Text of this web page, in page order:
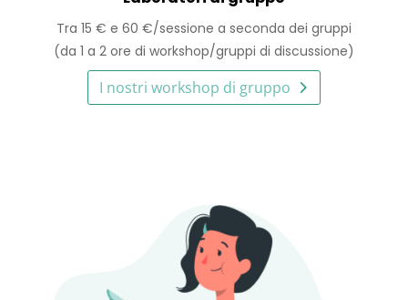
Tra 15 € e 60 €/sessione a seconda dei gruppi
(da 1 a 2 ore di workshop/gruppi di discussione)
I nostri workshop di gruppo